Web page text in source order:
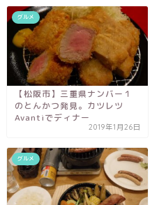
グルメ
【松阪市】三重県ナンバー１
のとんかつ発見。カツレツ
Avantiでディナー
2019年1月26日
グルメ